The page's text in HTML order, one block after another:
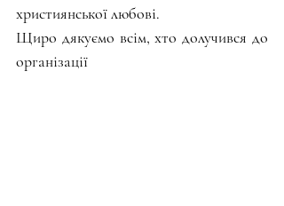
християнської любові.
Щиро дякуємо всім, хто долучився до
організації